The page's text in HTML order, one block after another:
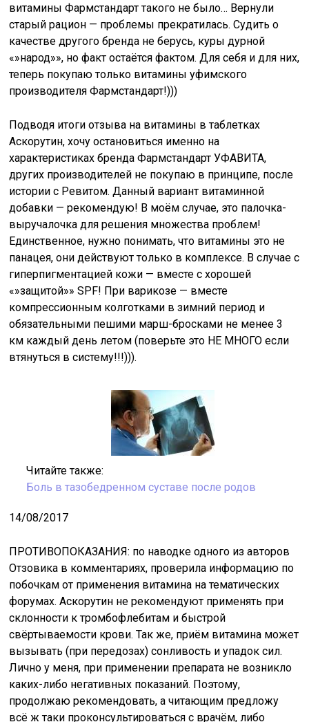
витамины Фармстандарт такого не было… Вернули
старый рацион — проблемы прекратилась. Судить о
качестве другого бренда не берусь, куры дурной
«»народ»», но факт остаётся фактом. Для себя и для них,
теперь покупаю только витамины уфимского
производителя Фармстандарт!)))
Подводя итоги отзыва на витамины в таблетках
Аскорутин, хочу остановиться именно на
характеристиках бренда Фармстандарт УФАВИТА,
других производителей не покупаю в принципе, после
истории с Ревитом. Данный вариант витаминной
добавки — рекомендую! В моём случае, это палочка-
выручалочка для решения множества проблем!
Единственное, нужно понимать, что витамины это не
панацея, они действуют только в комплексе. В случае с
гиперпигментацией кожи — вместе с хорошей
«»защитой»» SPF! При варикозе — вместе
компрессионным колготками в зимний период и
обязательными пешими марш-бросками не менее 3
км каждый день летом (поверьте это НЕ МНОГО если
втянуться в систему!!!))).
Читайте также:
Боль в тазобедренном суставе после родов
14/08/2017
ПРОТИВОПОКАЗАНИЯ: по наводке одного из авторов
Отзовика в комментариях, проверила информацию по
побочкам от применения витамина на тематических
форумах. Аскорутин не рекомендуют применять при
склонности к тромбофлебитам и быстрой
свёртываемости крови. Так же, приём витамина может
вызывать (при передозах) сонливость и упадок сил.
Лично у меня, при применении препарата не возникло
каких-либо негативных показаний. Поэтому,
продолжаю рекомендовать, а читающим предложу
всё ж таки проконсультироваться с врачём, либо